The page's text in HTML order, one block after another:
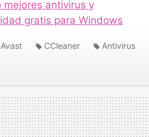
mejores antivirus y
gratis para Windows
Avast CCleaner Antivirus